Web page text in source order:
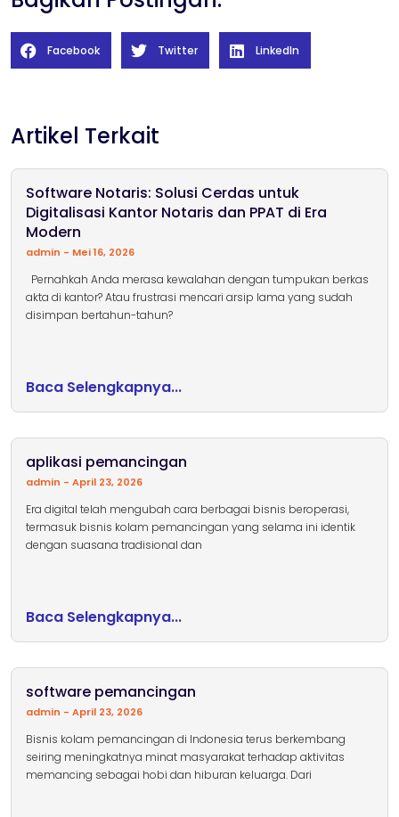
Facebook Twitter LinkedIn
Artikel Terkait
Software Notaris: Solusi Cerdas untuk
Digitalisasi Kantor Notaris dan PPAT di Era
Modern
admin Mei 16, 2026
Pernahkah Anda merasa kewalahan dengan tumpukan berkas
akta di kantor? Atau frustrasi mencari arsip lama yang sudah
disimpan bertahun-tahun?
Baca Selengkapnya...
aplikasi pemancingan
admin April 23, 2026
Era digital telah mengubah cara berbagai bisnis beroperasi,
termasuk bisnis kolam pemancingan yang selama ini identik
dengan suasana tradisional dan
Baca Selengkapnya...
software pemancingan
admin April 23, 2026
Bisnis kolam pemancingan di Indonesia terus berkembang
seiring meningkatnya minat masyarakat terhadap aktivitas
memancing sebagai hobi dan hiburan keluarga. Dari